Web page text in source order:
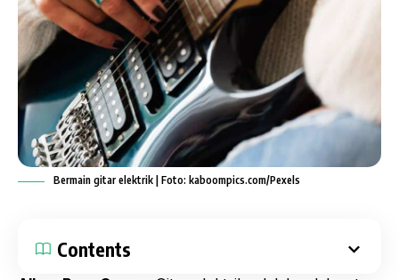
Bermain gitar elektrik | Foto: kaboompics.com/Pexels
Contents